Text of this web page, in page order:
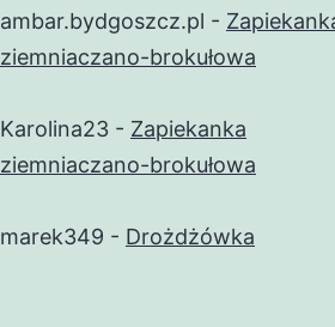
ambar.bydgoszcz.pl -
ziemniaczano-brokułowa
Karolina23 - Zapiekanka
ziemniaczano-brokułowa
marek349 - Drożdżówka